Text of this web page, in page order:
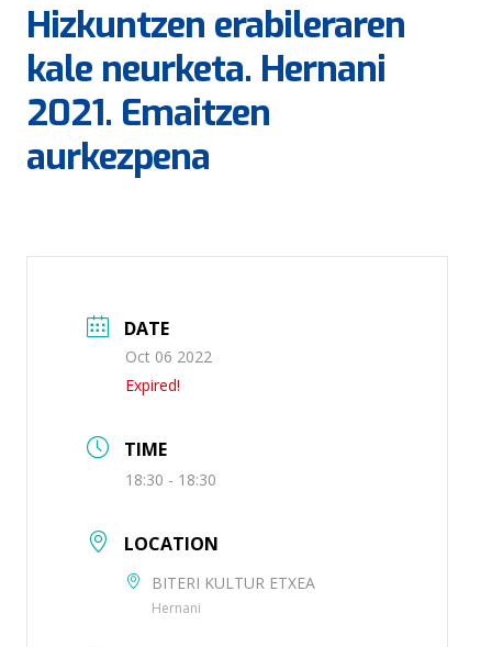
Hizkuntzen erabileraren
kale neurketa. Hernani
2021. Emaitzen
aurkezpena
DATE
Oct 06 2022
Expired!
TIME
18:30 - 18:30
LOCATION
BITERI KULTUR ETXEA
Hernani